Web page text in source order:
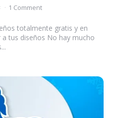
1 Comment
totalmente gratis y en
a tus diseños No hay mucho